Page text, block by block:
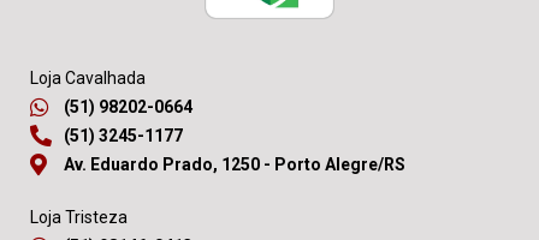
Loja Cavalhada
(51) 98202-0664
(51) 3245-1177
Av. Eduardo Prado, 1250 - Porto Alegre/RS
Loja Tristeza